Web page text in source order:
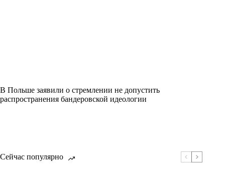
В Польше заявили о стремлении не допустить
распространения бандеровской идеологии
Сейчас популярно